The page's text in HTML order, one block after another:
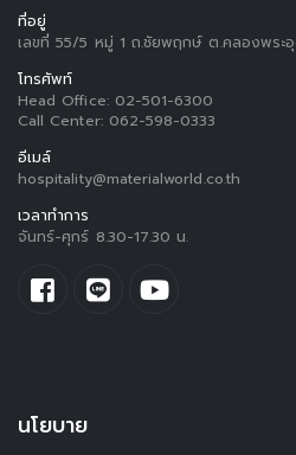
ที่อยู่
เลขที่ 55/5 หมู่ 1 ถ.ชัยพฤกษ์ ต.คลองพระ
โทรศัพท์
Head Office: 02-501-6300
Call Center: 062-598-0333
อีเมล์
hospitality@materialworld.co.th
เวลาทำการ
จันทร์-ศุกร์ 8.30-17.30 น.
นโยบาย